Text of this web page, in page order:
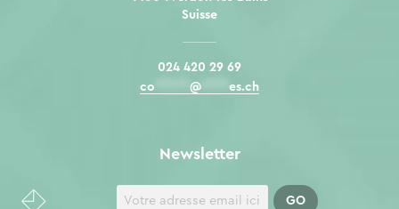
Suisse
024 420 29 69
co
@ es.ch
Newsletter